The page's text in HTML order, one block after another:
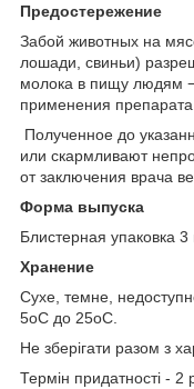
Предостережение
Забой животных на
лошади, свиньи)
молока в пищу людям −
применения
Полученное до
или скармливают
от заключения врача
Форма выпуска
Блистерная упаковка
Хранение
Сухе, темне,
5оС до 25оС.
Не зберігати разом з
Термін придатності - 2